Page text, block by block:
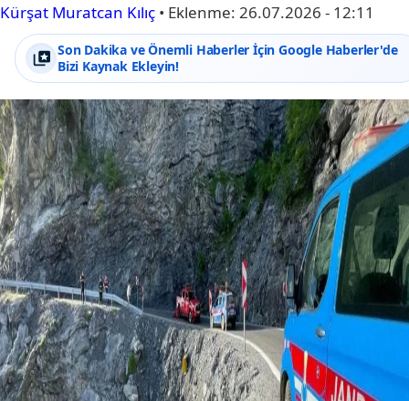
Kürşat Muratcan Kılıç • Eklenme: 26.07.2026 - 12:11
Son Dakika ve Önemli Haberler İçin Google Haberler'de
Bizi Kaynak Ekleyin!